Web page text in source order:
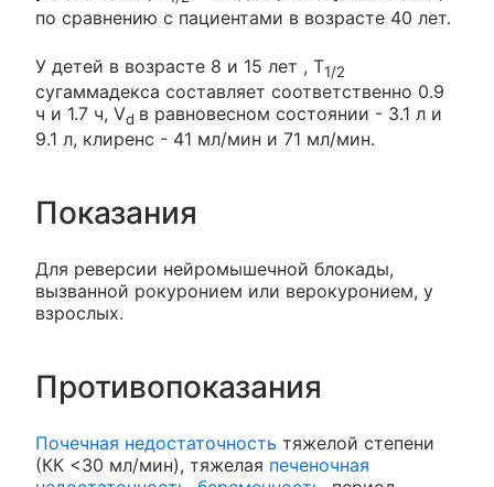
по сравнению с пациентами в возрасте 40 лет.
У детей в возрасте 8 и 15 лет , T1/2
сугаммадекса составляет соответственно 0.9
ч и 1.7 ч, Vd в равновесном состоянии - 3.1 л и
9.1 л, клиренс - 41 мл/мин и 71 мл/мин.
Показания
Для реверсии нейромышечной блокады,
вызванной рокуронием или верокуронием, у
взрослых.
Противопоказания
Почечная недостаточность тяжелой степени
(КК <30 мл/мин), тяжелая печеночная